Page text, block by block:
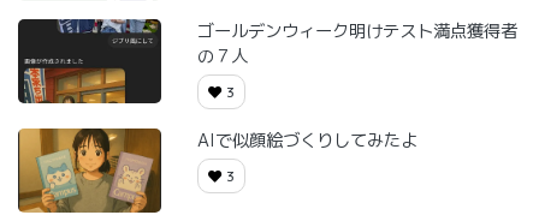
ゴールデンウィーク明けテスト満点獲得者
の７人
3
AIで似顔絵づくりしてみたよ
3